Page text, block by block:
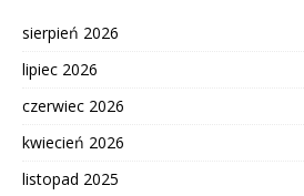
sierpień 2026
lipiec 2026
czerwiec 2026
kwiecień 2026
listopad 2025